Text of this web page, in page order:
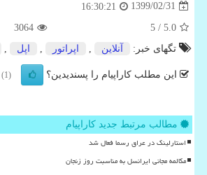
1399/02/31
16:30:21
5.0
/ 5
3064
تگهای خبر:
آنلاین اپراتور اپل
این مطلب کاراپیام را پسندیدین؟ (1)
مطالب مرتبط جدید کاراپیام
استارلینک در عراق رسما فعال شد
مکالمه مجانی ایرانسل به مناسبت روز زنجان